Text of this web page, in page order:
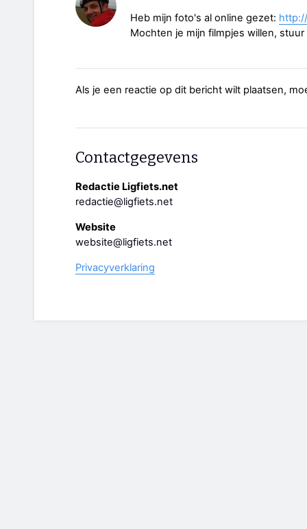
Heb mijn foto's al online gezet:
Mochten je mijn filmpjes willen,
Als je een reactie op dit bericht wilt plaatsen,
Contactgegevens
Redactie Ligfiets.net
redactie@ligfiets.net
Website
website@ligfiets.net
Privacyverklaring